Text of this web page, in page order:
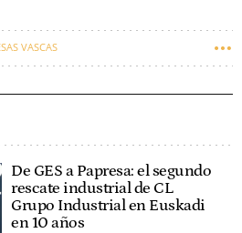
VASCAS
De GES a Papresa: el segundo
rescate industrial de CL
Grupo Industrial en Euskadi
en 10 años